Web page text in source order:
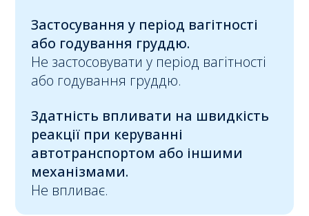
Застосування у період вагітності
або годування груддю.
Не застосовувати у період вагітності
або годування груддю.
Здатність впливати на швидкість
реакції при керуванні
автотранспортом або іншими
механізмами.
Не впливає.